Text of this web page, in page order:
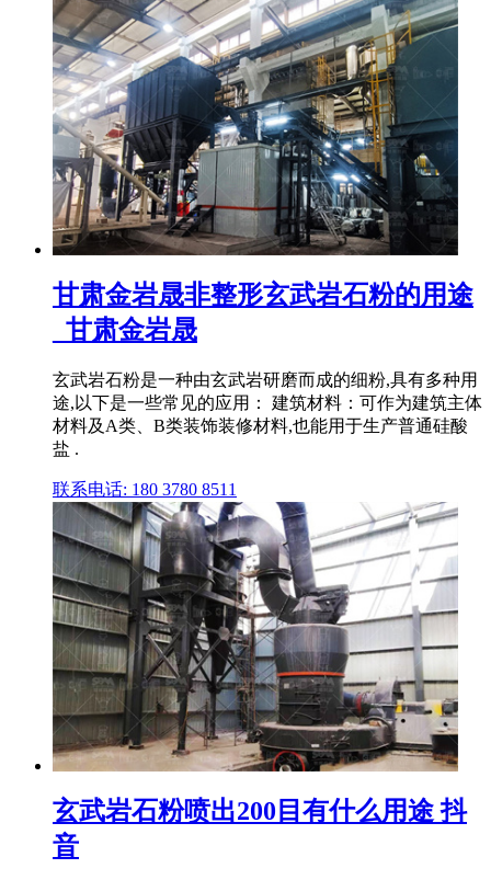
甘肃金岩晟非整形玄武岩石粉的用途
_甘肃金岩晟
玄武岩石粉是一种由玄武岩研磨而成的细粉,具有多种用
途,以下是一些常见的应用： 建筑材料：可作为建筑主体
材料及A类、B类装饰装修材料,也能用于生产普通硅酸
盐 .
联系电话: 180 3780 8511
玄武岩石粉喷出200目有什么用途 抖
音